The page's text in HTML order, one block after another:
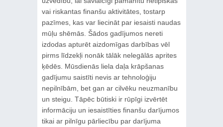
vai riskantas finanšu aktivitātes, tostarp
pazīmes, kas var liecināt par iesaisti naudas
mūļu shēmās. Šādos gadījumos nereti
izdodas apturēt aizdomīgas darbības vēl
pirms līdzekļi nonāk tālāk nelegālās aprites
ķēdēs. Mūsdienās liela daļa krāpšanas
gadījumu saistīti nevis ar tehnoloģiju
nepilnībām, bet gan ar cilvēku neuzmanību
un steigu. Tāpēc būtiski ir rūpīgi izvērtēt
informāciju un iesaistīties finanšu darījumos
tikai ar pilnīgu pārliecību par darījuma